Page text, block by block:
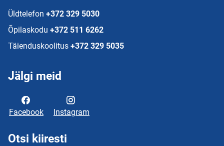
Üldtelefon +372 329 5030
Õpilaskodu +372 511 6262
Täienduskoolitus +372 329 5035
Jälgi meid
Facebook Instagram
Otsi kiiresti